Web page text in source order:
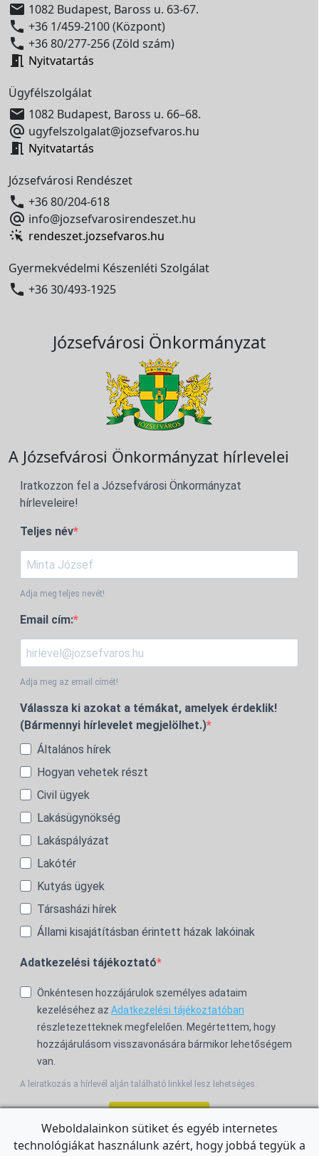
 1082 Budapest, Baross u. 63-67.
 +36 1/459-2100 (Központ)
 +36 80/277-256 (Zöld szám)
 Nyitvatartás
Ügyfélszolgálat
 1082 Budapest, Baross u. 66–68.
 ugyfelszolgalat@jozsefvaros.hu
 Nyitvatartás
Józsefvárosi Rendészet
 +36 80/204-618
 info@jozsefvarosirendeszet.hu
rendeszet.jozsefvaros.hu
Gyermekvédelmi Készenléti Szolgálat
 +36 30/493-1925
Józsefvárosi Önkormányzat
A Józsefvárosi Önkormányzat hírlevelei
Iratkozzon fel a Józsefvárosi Önkormányzat
hírleveleire!
Teljes név
Adja meg teljes nevét!
Email cím:
Adja meg az email címét!
Válassza ki azokat a témákat, amelyek érdeklik!
(Bármennyi hírlevelet megjelölhet.)
Általános hírek
Hogyan vehetek részt
Civil ügyek
Lakásügynökség
Lakáspályázat
Lakótér
Kutyás ügyek
Társasházi hírek
Állami kisajátításban érintett házak lakóinak
Adatkezelési tájékoztató
Önkéntesen hozzájárulok személyes adataim
kezeléséhez az Adatkezelési tájékoztatóban
részletezetteknek megfelelően. Megértettem, hogy
hozzájárulásom visszavonására bármikor lehetőségem
van.
A leiratkozás a hírlevél alján található linkkel lesz lehetséges.
Weboldalainkon sütiket és egyéb internetes
technológiákat használunk azért, hogy jobbá tegyük a